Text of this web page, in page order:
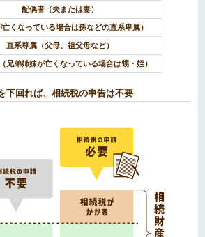
配偶者（夫または妻）
くなっている場合は孫などの直系卑属）
直系尊属（父母、祖父母など）
兄弟姉妹が亡くなっている場合は甥・姪）
下回れば、相続税の申告は不要